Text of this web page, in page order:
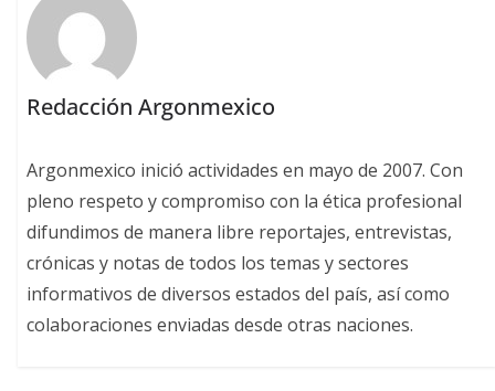
Redacción Argonmexico
Argonmexico inició actividades en mayo de 2007. Con
pleno respeto y compromiso con la ética profesional
difundimos de manera libre reportajes, entrevistas,
crónicas y notas de todos los temas y sectores
informativos de diversos estados del país, así como
colaboraciones enviadas desde otras naciones.